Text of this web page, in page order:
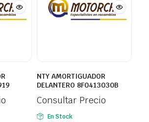
NTY AMORTIGUADOR
DELANTERO 8F0413030B
Consultar Precio
En Stock